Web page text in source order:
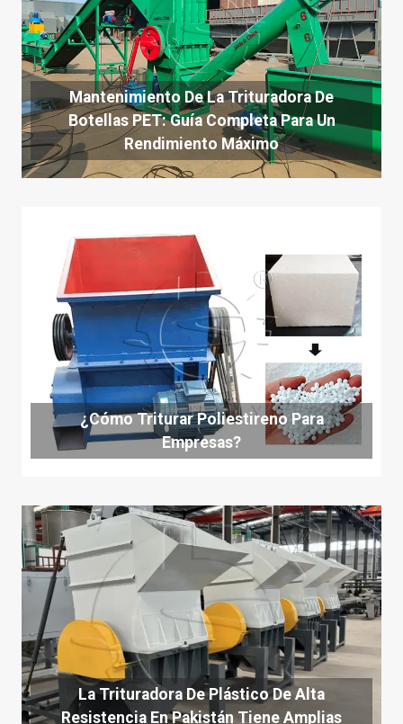
Mantenimiento De La Trituradora De
Botellas PET: Guía Completa Para Un
Rendimiento Máximo
¿Cómo Triturar Poliestireno Para
Empresas?
La Trituradora De Plástico De Alta
Resistencia En Pakistán Tiene Amplias